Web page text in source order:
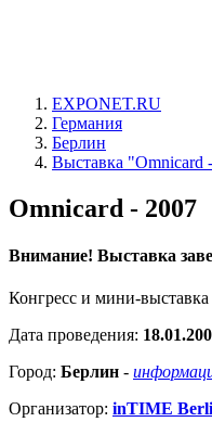
EXPONET.RU
Германия
Берлин
Выставка "Omnicard
Omnicard - 2007
Внимание! Выставка
Конгресс и мини-
Дата проведения:
Город: Берлин -
Организатор: inTIME